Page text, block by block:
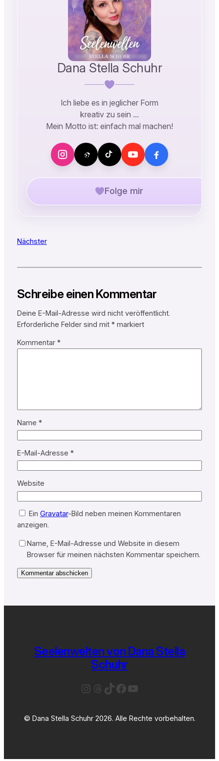
Dana Stella Schuhr
Ich liebe es in jeglicher Form
kreativ zu sein …
Mein Motto ist: einfach mal machen!
Folge mir
Nächster
Schreibe einen Kommentar
Deine E-Mail-Adresse wird nicht veröffentlicht.
Erforderliche Felder sind mit *markiert
Kommentar *
Name *
E-Mail-Adresse *
Website
Ein Gravatar-Bild neben meinen Kommentaren
anzeigen.
Name, E-Mail-Adresse und Website in diesem
Browser für meinen nächsten Kommentar speichern.
Seelenwelten von Dana Stella
Schuhr
Instagram
Threads
TikTok
Facebook
YouTube
© Dana Stella Schuhr 2026. Alle Rechte vorbehalten.